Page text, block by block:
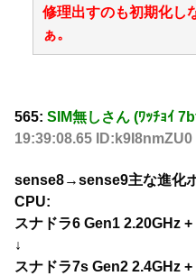
修理出すのも初期化し
ぁ。
565: SIM無しさん (ﾜｯﾁｮｲ
19:39:08.65 ID:k9I8nmZU0
sense8→sense9主な進化
CPU:
スナドラ6 Gen1 2.20GHz
↓
スナドラ7s Gen2 2.4GHz